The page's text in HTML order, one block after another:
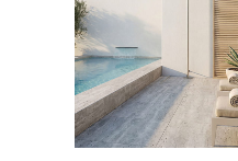
prezzo:
659.00 €
a
999.00 €